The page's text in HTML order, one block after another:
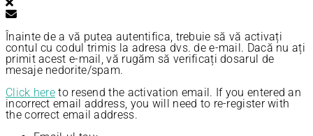
Înainte de a vă putea autentifica, trebuie să vă activați
contul cu codul trimis la adresa dvs. de e-mail. Dacă nu ați
primit acest e-mail, vă rugăm să verificați dosarul de
mesaje nedorite/spam.
Click here to resend the activation email. If you entered an
incorrect email address, you will need to re-register with
the correct email address.